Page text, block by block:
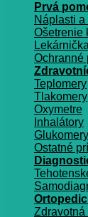
Prvá
Náplasti a
Ošetrenie
Ochranné
Teplomery
Tlakomery
Oxymetre
Inhalátory
Glukomery
Ostatné